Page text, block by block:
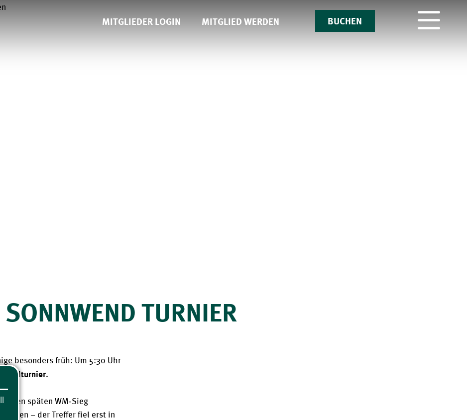
MITGLIEDER LOGIN MITGLIED WERDEN BUCHEN
TURNIER
besonders früh: Um 5:30 Uhr
.
den späten WM‑Sieg
hatten – der Treffer fiel erst in